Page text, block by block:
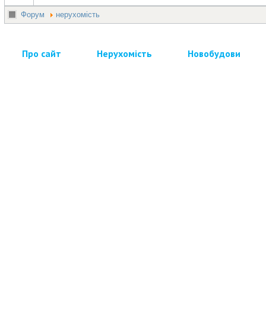
Форум нерухомість
Про сайт Нерухомість Новобудови